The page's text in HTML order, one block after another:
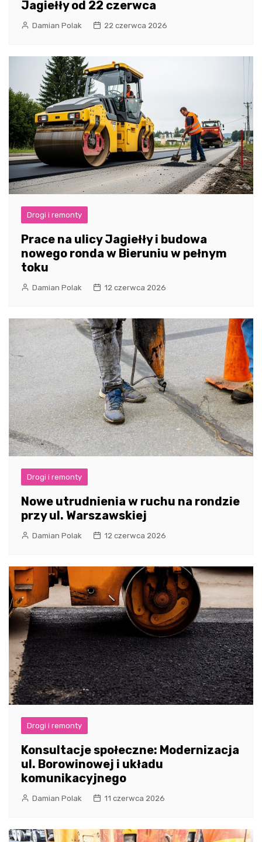
Jagiełły od 22 czerwca
Damian Polak 22 czerwca 2026
Drogi i remonty
Prace na ulicy Jagiełły i budowa
nowego ronda w Bieruniu w pełnym
toku
Damian Polak 12 czerwca 2026
Drogi i remonty
Nowe utrudnienia w ruchu na rondzie
przy ul. Warszawskiej
Damian Polak 12 czerwca 2026
Drogi i remonty
Konsultacje społeczne: Modernizacja
ul. Borowinowej i układu
komunikacyjnego
Damian Polak 11 czerwca 2026